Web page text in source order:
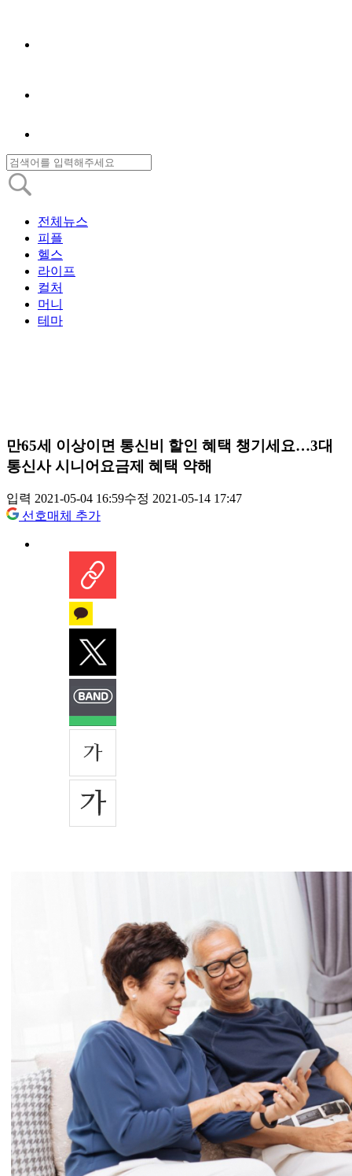
전체뉴스
피플
헬스
라이프
컬처
머니
테마
만65세 이상이면 통신비 할인 혜택 챙기세요…3대
통신사 시니어요금제 혜택 약해
입력 2021-05-04 16:59수정 2021-05-14 17:47
선호매체 추가